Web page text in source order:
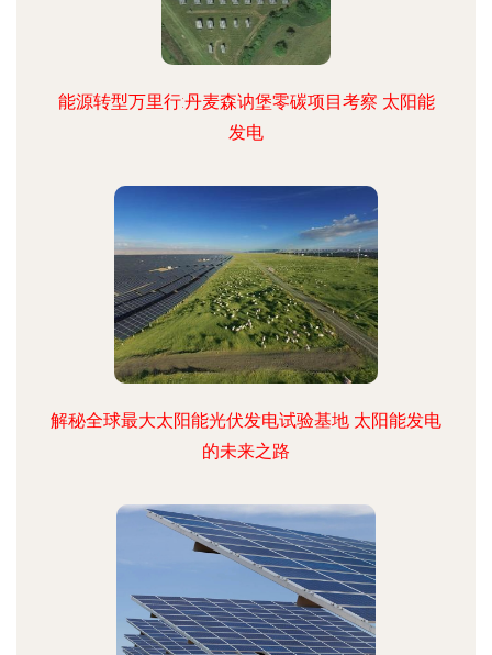
能源转型万里行:丹麦森讷堡零碳项目考察 太阳能
发电
解秘全球最大太阳能光伏发电试验基地 太阳能发电
的未来之路